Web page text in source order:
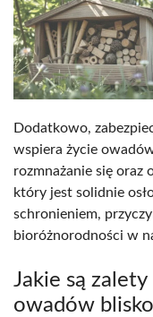
Dodatkowo,
wspiera życie
rozmnażanie się oraz
który jest solidnie
schronieniem,
bioróżnorodności w
Jakie są
owadów